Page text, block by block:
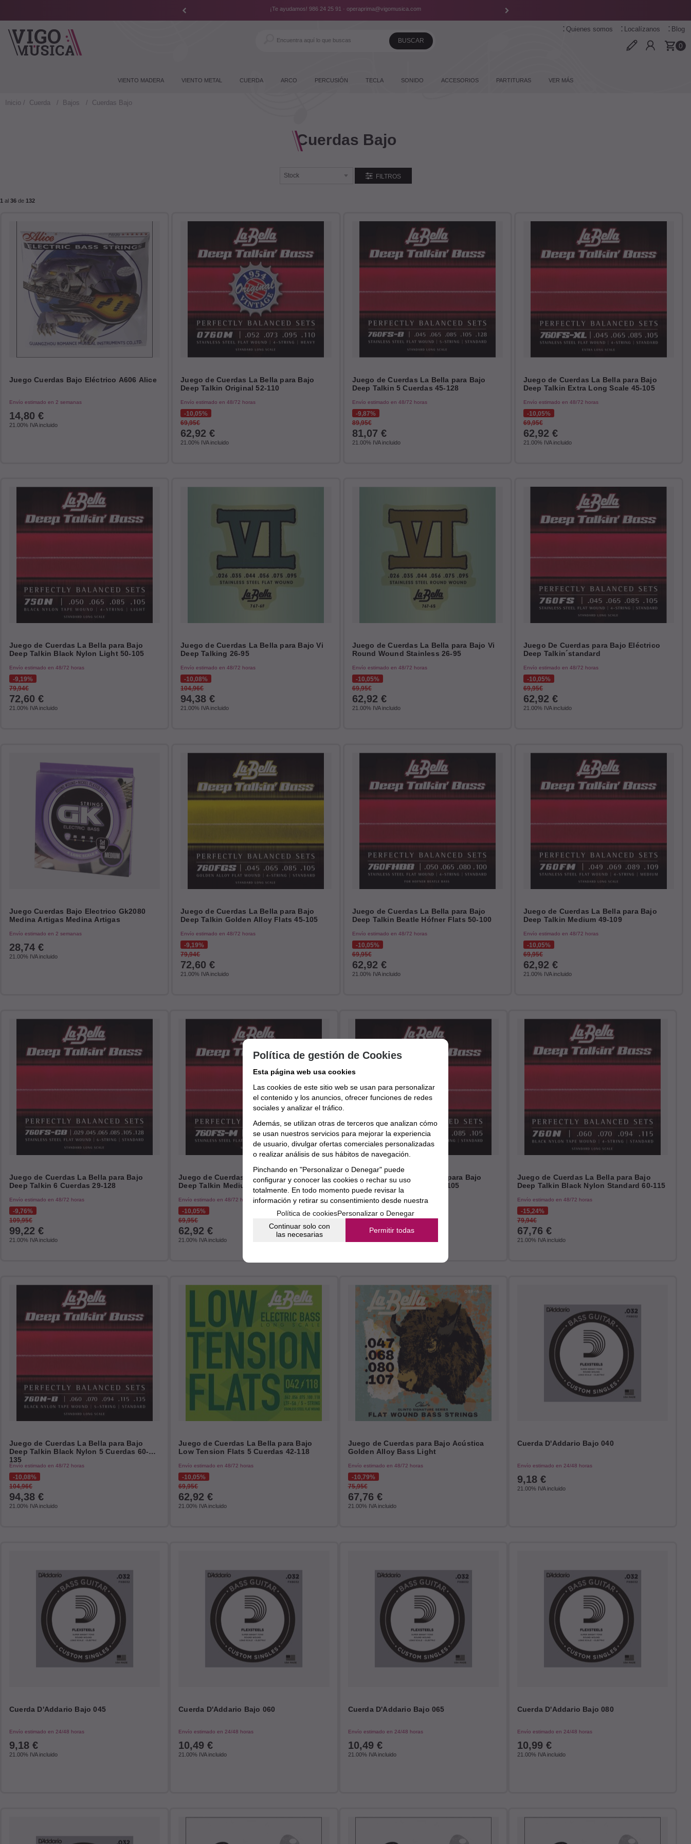
¡Te ayudamos! 986 24 25 91 · operaprima@vigomusica.com
0
Quienes somos Localízanos Blog
VIENTO MADERA VIENTO METAL CUERDA ARCO PERCUSIÓN TECLA SONIDO ACCESORIOS PARTITURAS VER MÁS
Inicio Cuerda Bajos Cuerdas Bajo
Cuerdas Bajo
FILTROS
1 al 36 de 132
Juego Cuerdas Bajo Eléctrico A606 Alice
Envío estimado en 2 semanas
14,80 €
21.00% IVA incluido
Juego de Cuerdas La Bella para Bajo
Deep Talkin Original 52-110
Envío estimado en 48/72 horas
10,05%
69,95€
62,92 €
21.00% IVA incluido
Juego de Cuerdas La Bella para Bajo
Deep Talkin 5 Cuerdas 45-128
Envío estimado en 48/72 horas
9,87%
89,95€
81,07 €
21.00% IVA incluido
Juego de Cuerdas La Bella para Bajo
Deep Talkin Extra Long Scale 45-105
Envío estimado en 48/72 horas
10,05%
69,95€
62,92 €
21.00% IVA incluido
Juego de Cuerdas La Bella para Bajo
Deep Talkin Black Nylon Light 50-105
Envío estimado en 48/72 horas
9,19%
79,94€
72,60 €
21.00% IVA incluido
Juego de Cuerdas La Bella para Bajo Vi
Deep Talking 26-95
Envío estimado en 48/72 horas
10,08%
104,96€
94,38 €
21.00% IVA incluido
Juego de Cuerdas La Bella para Bajo Vi
Round Wound Stainless 26-95
Envío estimado en 48/72 horas
10,05%
69,95€
62,92 €
21.00% IVA incluido
Juego De Cuerdas para Bajo Eléctrico
Deep Talkin´standard
Envío estimado en 48/72 horas
10,05%
69,95€
62,92 €
21.00% IVA incluido
Juego Cuerdas Bajo Electrico Gk2080
Medina Artigas Medina Artigas
Envío estimado en 2 semanas
28,74 €
21.00% IVA incluido
Juego de Cuerdas La Bella para Bajo
Deep Talkin Golden Alloy Flats 45-105
Envío estimado en 48/72 horas
9,19%
79,94€
72,60 €
21.00% IVA incluido
Juego de Cuerdas La Bella para Bajo
Deep Talkin Beatle Hófner Flats 50-100
Envío estimado en 48/72 horas
10,05%
69,95€
62,92 €
21.00% IVA incluido
Juego de Cuerdas La Bella para Bajo
Deep Talkin Medium 49-109
Envío estimado en 48/72 horas
10,05%
69,95€
62,92 €
21.00% IVA incluido
Juego de Cuerdas La Bella para Bajo
Deep Talkin 6 Cuerdas 29-128
Envío estimado en 48/72 horas
9,76%
109,95€
99,22 €
21.00% IVA incluido
Juego de Cuerdas La Bella para Bajo
Deep Talkin Medium Scale 45-105
Envío estimado en 48/72 horas
10,05%
69,95€
62,92 €
21.00% IVA incluido
Juego de Cuerdas La Bella para Bajo
Deep Talkin Short Scale 45-105
Envío estimado en 48/72 horas
10,05%
69,95€
62,92 €
Juego de Cuerdas La Bella para Bajo
Deep Talkin Black Nylon Standard 60-115
Envío estimado en 48/72 horas
15,24%
79,94€
67,76 €
21.00% IVA incluido
Juego de Cuerdas La Bella para Bajo
Deep Talkin Black Nylon 5 Cuerdas 60-
135
Envío estimado en 48/72 horas
10,08%
104,96€
94,38 €
21.00% IVA incluido
Juego de Cuerdas La Bella para Bajo
Low Tension Flats 5 Cuerdas 42-118
Envío estimado en 48/72 horas
10,05%
69,95€
62,92 €
21.00% IVA incluido
Juego de Cuerdas para Bajo Acústica
Golden Alloy Bass Light
Envío estimado en 48/72 horas
10,79%
75,95€
67,76 €
21.00% IVA incluido
Cuerda D'Addario Bajo 040
Envío estimado en 24/48 horas
9,18 €
21.00% IVA incluido
Cuerda D'Addario Bajo 045
Envío estimado en 24/48 horas
9,18 €
21.00% IVA incluido
Cuerda D'Addario Bajo 060
Envío estimado en 24/48 horas
10,49 €
21.00% IVA incluido
Cuerda D'Addario Bajo 065
Envío estimado en 24/48 horas
10,49 €
21.00% IVA incluido
Cuerda D'Addario Bajo 080
Envío estimado en 24/48 horas
10,99 €
21.00% IVA incluido
Política de gestión de Cookies
Esta página web usa cookies
Las cookies de este sitio web se usan para personalizar
el contenido y los anuncios, ofrecer funciones de redes
sociales y analizar el tráfico.
Además, se utilizan otras de terceros que analizan cómo
se usan nuestros servicios para mejorar la experiencia
de usuario, divulgar ofertas comerciales personalizadas
o realizar análisis de sus hábitos de navegación.
Pinchando en "Personalizar o Denegar" puede
configurar y conocer las cookies o rechar su uso
totalmente. En todo momento puede revisar la
información y retirar su consentimiento desde nuestra
sección de política de cookies.
Política de cookiesPersonalizar o Denegar
Continuar solo con
las necesarias
Permitir todas